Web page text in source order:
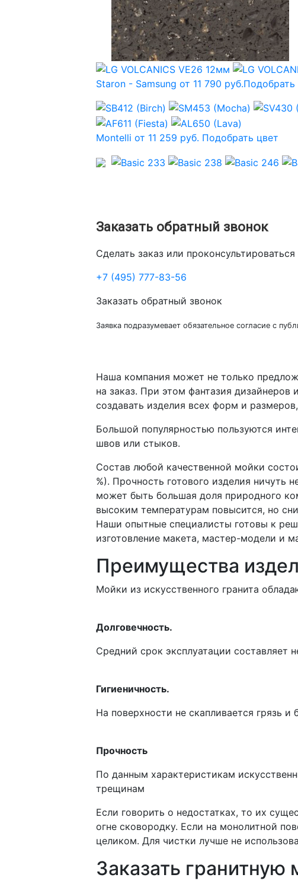
Staron - Samsung от 11 790 руб.Подобрать
Montelli от 11 259 руб. Подобрать цвет
Заказать обратный звонок
Сделать заказ или
+7 (495) 777-83-56
Заказать обратный звонок
Заявка подразумевает обязательное согласие с
Наша компания может не только
на заказ. При этом фантазия дизайнеров
создавать изделия всех форм и
Большой популярностью пользуются
швов или стыков.
Состав любой качественной мойки
%). Прочность готового изделия ничуть
может быть большая доля природного
высоким температурам повысится, но
Наши опытные специалисты готовы к
изготовление макета, мастер-модели и
Преимущества
Мойки из искусственного гранита
Долговечность.
Средний срок эксплуатации составляет
Гигиеничность.
На поверхности не скапливается грязь
Прочность
По данным характеристикам
трещинам
Если говорить о недостатках, то их
огне сковородку. Если на монолитной
целиком. Для чистки лучше не
Заказать гранитную